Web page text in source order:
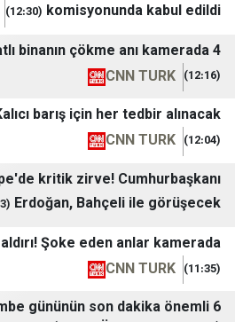
komisyonunda
(12:30)
CNN TURK
CNN
MSB: Kalıcı barış için her
CNN
Beştepe'de kritik zirve!
Erdoğan, Bahçeli
(11:43)
TURK
saldırı! Şoke eden
CNN
2026 Perşembe gününün son